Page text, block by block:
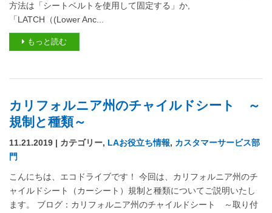
方法は「シートベルトを使用して固定する」か,
「LATCH（(Lower Anc...
もっと読む
カリフォルニア州のチャイルドシート ～
規制と種類～
11.21.2019 | カテゴリー, LAお役立ち情報, カスタマーサービス部
門
こんにちは、エコドライブです！ 今回は、カリフォルニア州のチ
ャイルドシート（カーシート）規制と種類についてご説明いたし
ます。 ブログ：カリフォルニア州のチャイルドシート ～取り付